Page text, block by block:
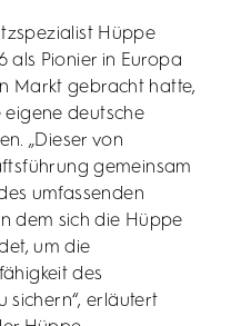
Hüppe
als Pionier in Europa
Markt gebracht hatte,
eigene deutsche
„Dieser von
gemeinsam
umfassenden
dem sich die Hüppe
um die
des
sichern“, erläutert